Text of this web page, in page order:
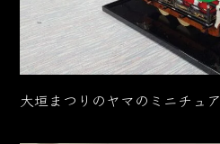
大垣まつりのヤマのミニチュア